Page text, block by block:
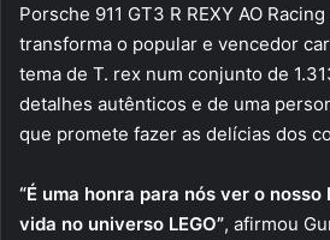
Porsche 911 GT3 R REXY AO
transforma o popular e vencedor
tema de T. rex num conjunto de
detalhes autênticos e de uma
que promete fazer as delícias dos
“É uma honra para nós ver o
vida no universo LEGO”, afirmou